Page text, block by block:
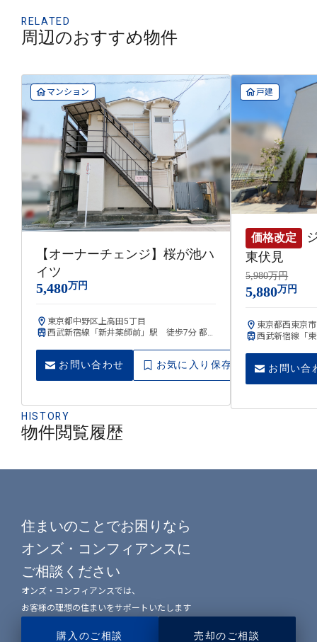
RELATED
周辺のおすすめ物件
マンション
【オーナーチェンジ】桜が池ハ
イツ
5,480万円
東京都中野区上高田5丁目
西武新宿線「新井薬師前」駅 徒歩7分 都営
お問い合わせ お気に入り保存
戸建
価格改定
東伏見
5,980万円
5,880万円
東京都西東京
西武新宿線「
お問い合
HISTORY
物件閲覧履歴
住まいのことでお困りなら
オンズ・コンフィアンスに
ご相談ください
オンズ・コンフィアンスでは、
お客様の理想の住まいをサポートいたします
購入のご相談 売却のご相談